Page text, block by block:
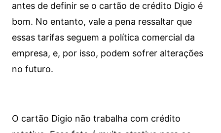
antes de definir se o cartão de crédito Digio é
bom. No entanto, vale a pena ressaltar que
essas tarifas seguem a política comercial da
empresa, e, por isso, podem sofrer alterações
no futuro.
O cartão Digio não trabalha com crédito